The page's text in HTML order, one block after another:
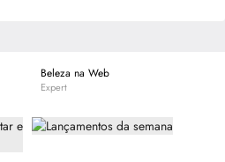
Beleza na Web
Expert